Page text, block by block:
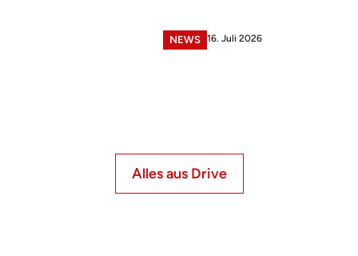
NEWS 16. Juli 2026
Alles aus Drive